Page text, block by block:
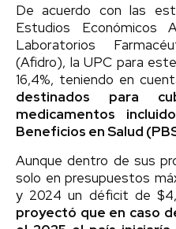
De acuerdo con las
Estudios
Laboratorios
(Afidro), la UPC para
16,4%, teniendo en
destinados para
medicamentos
Beneficios en Salud
Aunque dentro de sus
solo en presupuestos
y 2024 un déficit de
proyectó que en caso